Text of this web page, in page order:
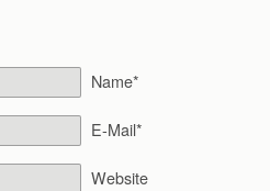
Name*
E-Mail*
Website